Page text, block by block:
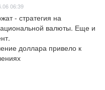
06:39
- стратегия на
валюты. Еще и
доллара привело к